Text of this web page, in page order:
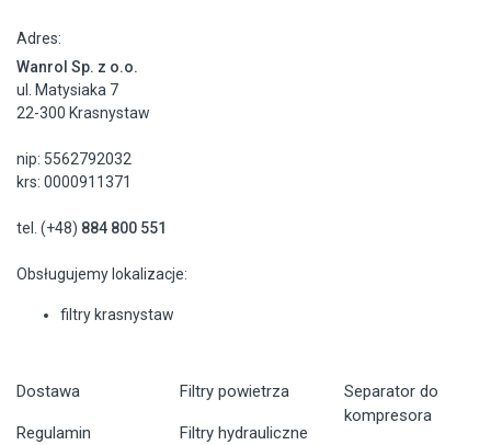
Adres:
Wanrol Sp. z o.o.
ul. Matysiaka 7
22-300 Krasnystaw
nip: 5562792032
krs: 0000911371
tel. (+48) 884 800 551
Obsługujemy lokalizacje:
filtry krasnystaw
Dostawa
Regulamin
Filtry powietrza
Filtry hydrauliczne
Separator do
kompresora